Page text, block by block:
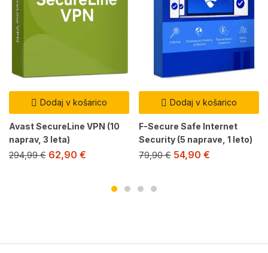
Dodaj v košarico
Avast SecureLine VPN (10
naprav, 3 leta)
294,99€ 62,90 €
Dodaj v košarico
F-Secure Safe Internet
Security (5 naprave, 1 leto)
79,90€ 54,90 €